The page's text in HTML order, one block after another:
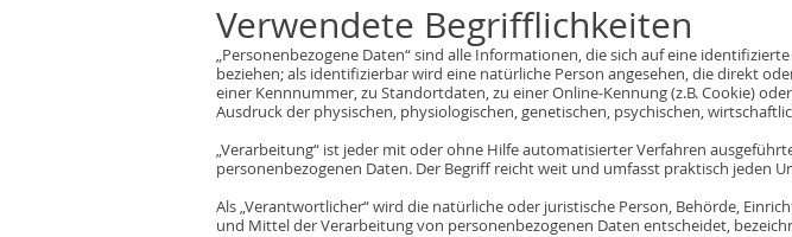
Verwendete Begrifflichkeiten
„Personenbezogene Daten“ sind alle Informationen, die sich auf eine
beziehen; als identifizierbar wird eine natürliche Person angesehen, die direkt
einer Kennnummer, zu Standortdaten, zu einer Online-Kennung (z.B. Cookie)
Ausdruck der physischen, physiologischen, genetischen, psychischen,
„Verarbeitung“ ist jeder mit oder ohne Hilfe automatisierter Verfahren
personenbezogenen Daten. Der Begriff reicht weit und umfasst praktisch jeden
Als „Verantwortlicher“ wird die natürliche oder juristische Person, Behörde,
und Mittel der Verarbeitung von personenbezogenen Daten entscheidet,